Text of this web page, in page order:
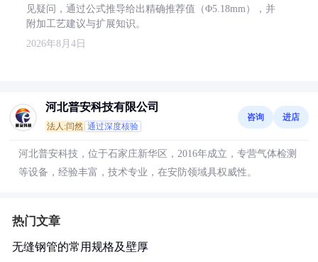
见疑问，通过公式推导给出精确推荐值（Φ5.18mm），并
附加工艺建议与扩展知识。
2026年8月4日
河北普安科技有限公司
法人:闫然 通过深度核验
咨询 进店
河北普安科技，位于石家庄新华区，2016年成立，专营气体检测
等设备，经验丰富，技术专业，在安防领域具权威性。
热门文章
无缝钢管的常用规格及壁厚